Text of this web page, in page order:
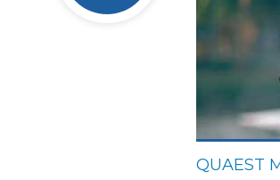
QUAEST